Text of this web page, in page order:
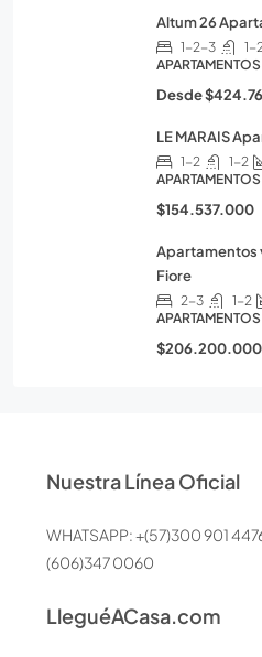
Altum 26
1-2-3 1-
APARTAMENTOS
Desde
LE MARAIS
1-2 1-2
APARTAMENTOS
$154.537.000
Apartamentos
Fiore
2-3 1-2
APARTAMENTOS
$206.200.000
Nuestra Línea Oficial
WHATSAPP: +(57)300 901
(606)347 0060
LleguéACasa.com